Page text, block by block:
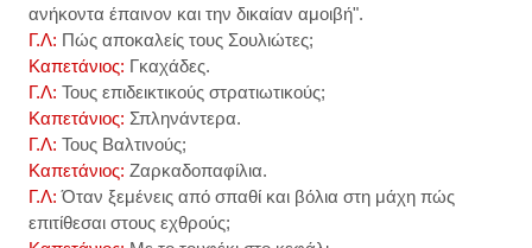
ανήκοντα έπαινον και την δικαίαν αμοιβή".
Γ.Λ: Πώς αποκαλείς τους Σουλιώτες;
Καπετάνιος: Γκαχάδες.
Γ.Λ: Τους επιδεικτικούς στρατιωτικούς;
Καπετάνιος: Σπληνάντερα.
Γ.Λ: Τους Βαλτινούς;
Καπετάνιος: Ζαρκαδοπαφίλια.
Γ.Λ: Όταν ξεμένεις από σπαθί και βόλια στη μάχη πώς
επιτίθεσαι στους εχθρούς;